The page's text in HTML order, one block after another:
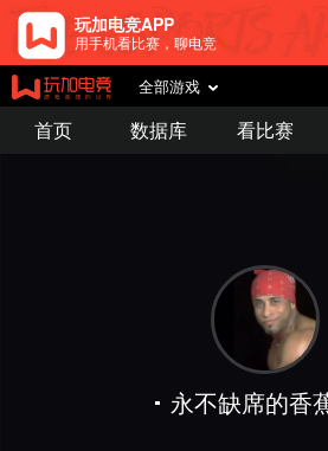
玩加电竞APP
用手机看比赛，聊电竞
全部游戏
首页 数据库 看比赛
永不缺席的香